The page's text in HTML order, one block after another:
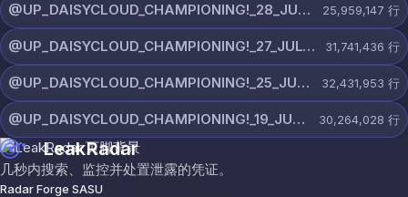
@UP_DAISYCLOUD_CHAMPIONING!_28_JULY_5218_ON_CHANNEL.rar 25,959,147 行
@UP_DAISYCLOUD_CHAMPIONING!_27_JULY_5982_ON_CHANNEL.rar 31,741,436 行
@UP_DAISYCLOUD_CHAMPIONING!_25_JULY_5797_ON_CHANNEL.rar 32,431,953 行
@UP_DAISYCLOUD_CHAMPIONING!_19_JULY_5790_ON_CHANNEL.rar 30,264,028 行
LeakRadar
几秒内搜索、监控并处置泄露的凭证。
Radar Forge SASU